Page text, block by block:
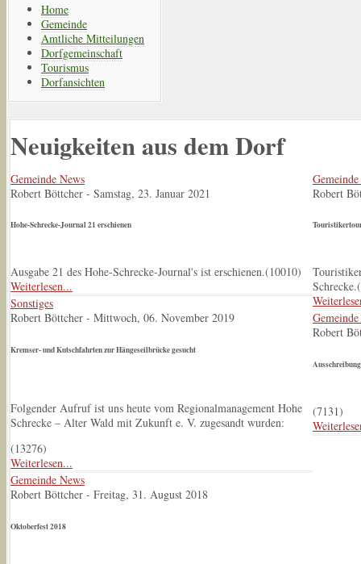
Home
Gemeinde
Amtliche Mitteilungen
Dorfgemeinschaft
Tourismus
Dorfansichten
Neuigkeiten aus dem Dorf
Gemeinde News
Robert Böttcher - Samstag, 23. Januar 2021
Hohe-Schrecke-Journal 21 erschienen
Ausgabe 21 des Hohe-Schrecke-Journal's ist erschienen.(10010)
Weiterlesen...
Sonstiges
Robert Böttcher - Mittwoch, 06. November 2019
Kremser- und Kutschfahrten zur Hängeseilbrücke gesucht
Folgender Aufruf ist uns heute vom Regionalmanagement Hohe
Schrecke – Alter Wald mit Zukunft e. V. zugesandt wurden:
(13276)
Weiterlesen...
Gemeinde News
Robert Böttcher - Freitag, 31. August 2018
Oktoberfest 2018
Robert
Schrecke.(
Robert
(7131)